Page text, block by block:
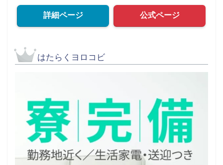
詳細ページ 公式ページ
はたらくヨロコビ